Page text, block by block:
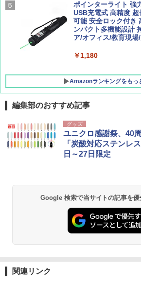
Coleman(コールマ
X 2人用 3人用 キャ
収納 コンパクト 簡
ソロキャンプ ソロテ
ポインターライト 強
USB充電式 高精度
可能 安全ロック付き
ンパクト多機能設計
ア/オフィス/教育現場
￥1,180
Amazonランキングをもっ
編集部のおすすめ記事
グッズ
ユニクロ感謝祭、40
「炭酸対応ステンレ
日～27日限定
Google 検索で当サイトの記事を優
関連リンク